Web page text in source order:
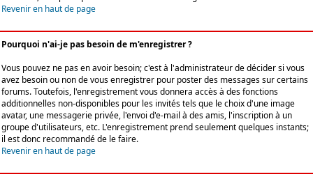
Revenir en haut de page
Pourquoi n'ai-je pas besoin de m'enregistrer ?
Vous pouvez ne pas en avoir besoin; c'est à l'administrateur de décider si vous
avez besoin ou non de vous enregistrer pour poster des messages sur certains
forums. Toutefois, l'enregistrement vous donnera accès à des fonctions
additionnelles non-disponibles pour les invités tels que le choix d'une image
avatar, une messagerie privée, l'envoi d'e-mail à des amis, l'inscription à un
groupe d'utilisateurs, etc. L'enregistrement prend seulement quelques instants;
il est donc recommandé de le faire.
Revenir en haut de page